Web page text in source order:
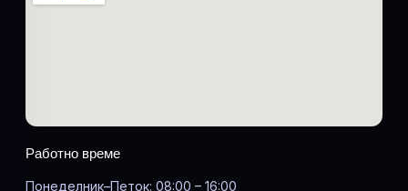
Работно време
Понеделник–Петок: 08:00 – 16:00